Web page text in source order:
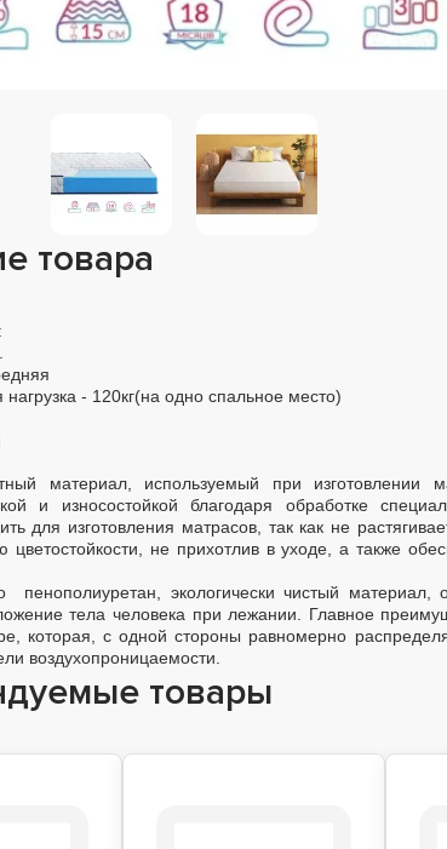
товара
:
- 120кг(на одно спальное место)
материал, используемый при изготовлении
и износостойкой благодаря обработке
для изготовления матрасов, так как не
цветостойкости, не прихотлив в уходе, а также
пенополиуретан, экологически чистый
тела человека при лежании. Главное
которая, с одной стороны равномерно
воздухопроницаемости.
товары